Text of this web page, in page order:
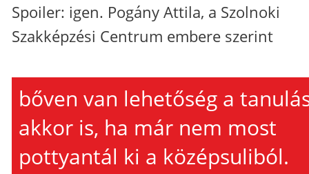
Spoiler: igen. Pogány Attila, a Szolnoki
Szakképzési Centrum embere szerint
bőven van lehetőség a
akkor is, ha már nem most
pottyantál ki a középsuliból.